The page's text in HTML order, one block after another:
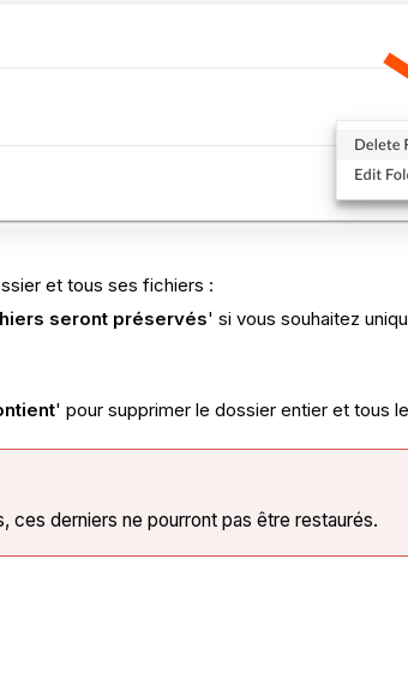
et tous ses fichiers :
seront préservés' si vous souhaitez
' pour supprimer le dossier entier et tous
ces derniers ne pourront pas être restaurés.